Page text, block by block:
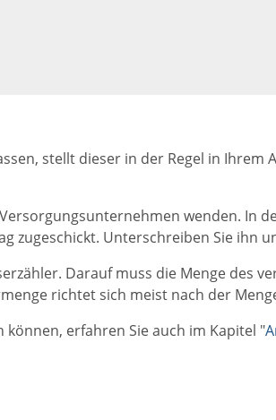
stellt dieser in der Regel in Ihrem
wenden. In
zugeschickt. Unterschreiben Sie ihn
Darauf muss die Menge des
richtet sich meist nach der
erfahren Sie auch im Kapitel "